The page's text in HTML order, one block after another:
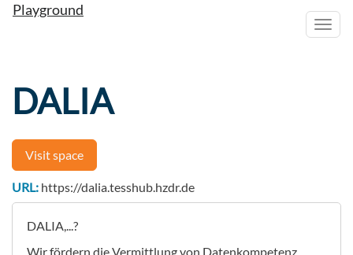
Playground
DALIA
Visit space
URL: https://dalia.tesshub.hzdr.de
DALIA,...?
Wir fördern die Vermittlung von Datenkompetenz